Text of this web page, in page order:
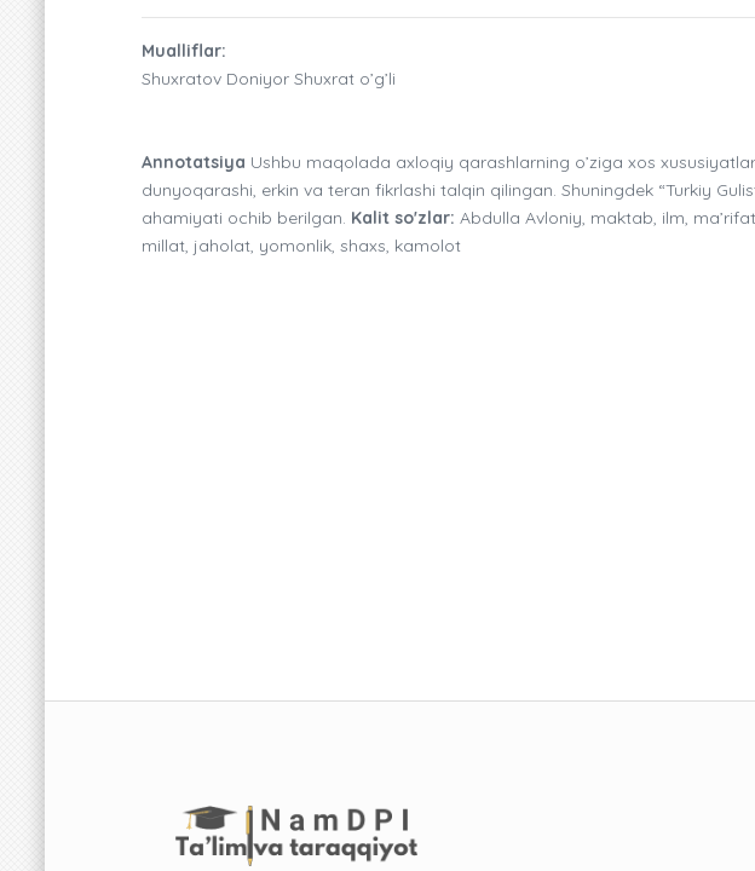
Mualliflar:
Shuxratov Doniyor Shuxrat o’g’li
Annotatsiya Ushbu maqolada axloqiy qarashlarning o’ziga xos
dunyoqarashi, erkin va teran fikrlashi talqin qilingan. Shuningdek “Turkiy
ahamiyati ochib berilgan. Kalit so'zlar: Abdulla Avloniy, maktab, ilm,
millat, jaholat, yomonlik, shaxs, kamolot